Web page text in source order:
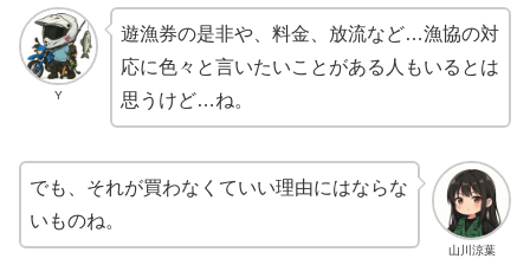
Y
遊漁券の是非や、料金、放流など…漁協の対
応に色々と言いたいことがある人もいるとは
思うけど…ね。
山川涼葉
でも、それが買わなくていい理由にはならな
いものね。